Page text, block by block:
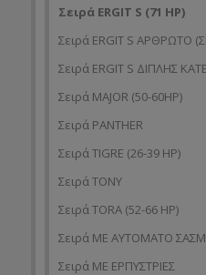
Σειρά ERGIT S (71 HP)
Σειρά ERGIT S ΑΡΘΡΩΤΟ
Σειρά ERGIT S ΔΙΠΛΗΣ
Σειρά MAJOR (50-60HP)
Σειρά PANTHER
Σειρά TIGRE (26-39 HP)
Σειρά TONY
Σειρά TORA (52-66 HP)
Σειρά ΜΕ ΑΥΤΟΜΑΤΟ
Σειρά ΜΕ ΕΡΠΥΣΤΡΙΕΣ